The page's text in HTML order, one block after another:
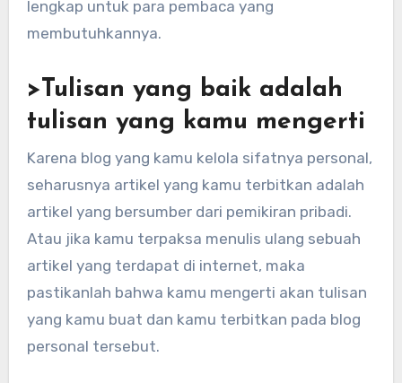
lengkap untuk para pembaca yang
membutuhkannya.
>Tulisan yang baik adalah
tulisan yang kamu mengerti
Karena blog yang kamu kelola sifatnya personal,
seharusnya artikel yang kamu terbitkan adalah
artikel yang bersumber dari pemikiran pribadi.
Atau jika kamu terpaksa menulis ulang sebuah
artikel yang terdapat di internet, maka
pastikanlah bahwa kamu mengerti akan tulisan
yang kamu buat dan kamu terbitkan pada blog
personal tersebut.